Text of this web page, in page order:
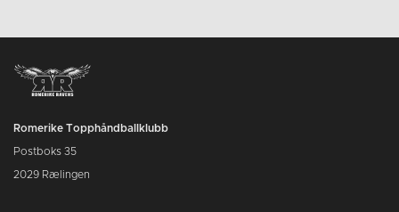
Romerike Topphåndballklubb
Postboks 35
2029 Rælingen